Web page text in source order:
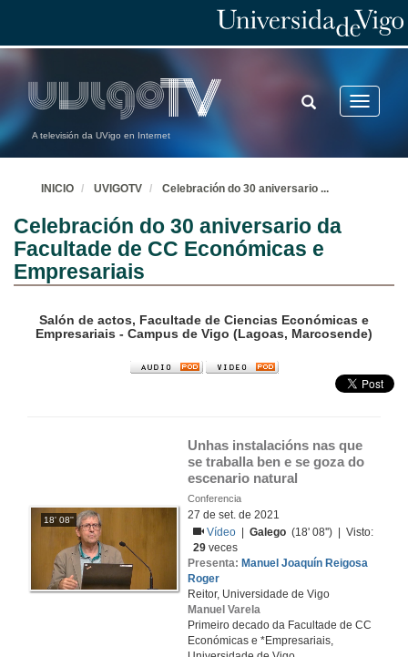
A televisión da UVigo en Internet
Toggle
TOGGLE
SEARCH
INICIO UVIGOTV Celebración do 30 aniversario ...
Celebración do 30 aniversario da
Facultade de CC Económicas e
Empresariais
Salón de actos, Facultade de Ciencias Económicas e
Empresariais - Campus de Vigo (Lagoas, Marcosende)
18' 08''
Unhas instalacións nas que
se traballa ben e se goza do
escenario natural
Conferencia
27 de set. de 2021
Vídeo
|Galego (18' 08'') | Visto:
29 veces
Presenta: Manuel Joaquín Reigosa
Roger
Reitor, Universidade de Vigo
Manuel Varela
Primeiro decado da Facultade de CC
Económicas e *Empresariais,